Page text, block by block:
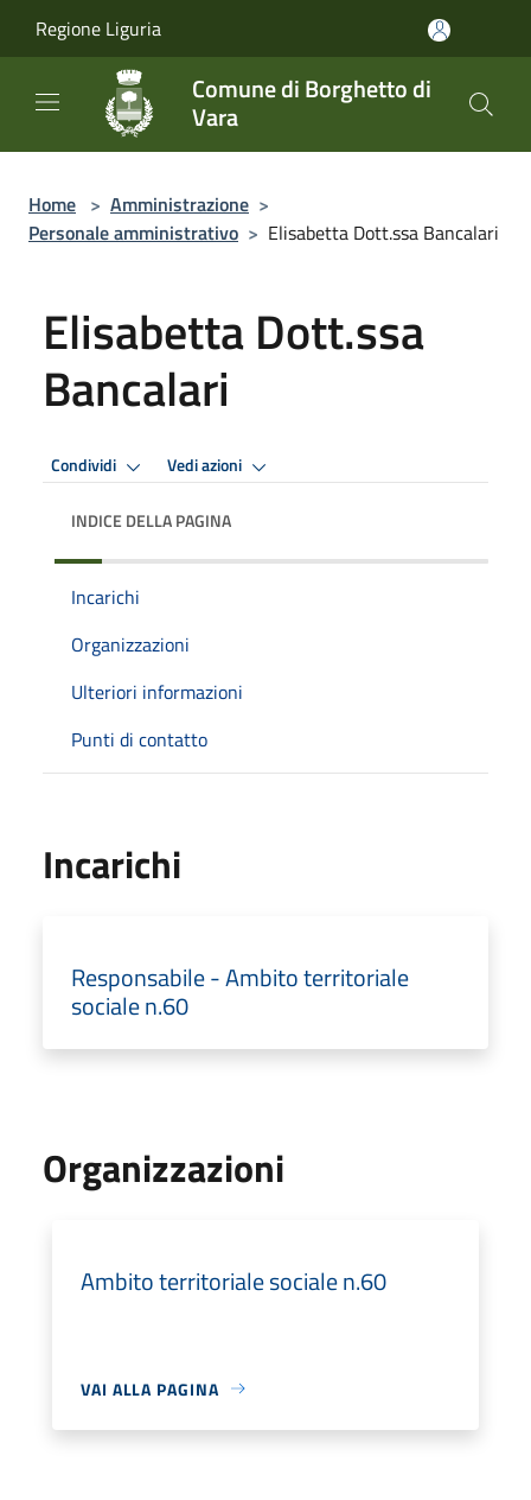
Regione Liguria
Comune di Borghetto di
Vara
Home > Amministrazione >
Personale amministrativo > Elisabetta Dott.ssa Bancalari
Elisabetta Dott.ssa
Bancalari
Condividi Vedi azioni
INDICE DELLA PAGINA
Incarichi
Organizzazioni
Ulteriori informazioni
Punti di contatto
Incarichi
Responsabile - Ambito territoriale
sociale n.60
Organizzazioni
Ambito territoriale sociale n.60
VAI ALLA PAGINA